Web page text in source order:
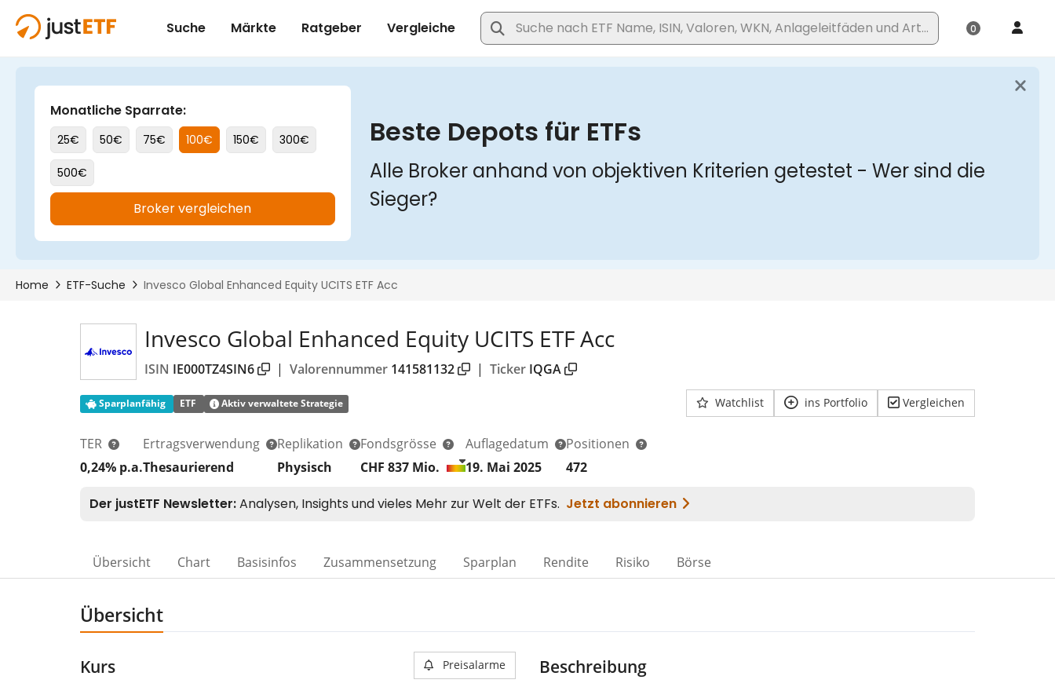
Invesco Global Enhanced Equity UCITS ETF Acc
ISIN IE000TZ4SIN6 | Valorennummer 141581132 | Ticker IQGA
Sparplanfähig ETF Aktiv verwaltete Strategie Watchlist ins Portfolio Vergleichen
TER
0,24% p.a.
Ertragsverwendung
Thesaurierend
Replikation
Physisch
Fondsgrösse
CHF 837 Mio.
Auflagedatum
19. Mai 2025
Positionen
472
Übersicht Chart Basisinfos Zusammensetzung Sparplan Rendite Risiko Börse
Übersicht
Kurs Preisalarme Beschreibung